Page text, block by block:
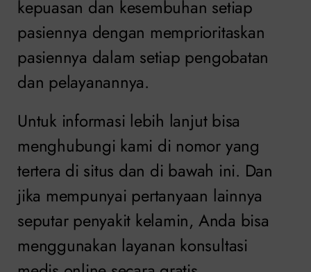
kepuasan dan kesembuhan setiap
pasiennya dengan memprioritaskan
pasiennya dalam setiap pengobatan
dan pelayanannya.
Untuk informasi lebih lanjut bisa
menghubungi kami di nomor yang
tertera di situs dan di bawah ini. Dan
jika mempunyai pertanyaan lainnya
seputar penyakit kelamin, Anda bisa
menggunakan layanan konsultasi